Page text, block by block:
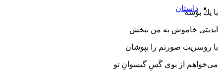
داستان
با یك بوسه
ابدیتی خاموش به من ببخش
با روسریت صورتم را بپوشان
می‌خواهم از بوی گَسِ گیسوانِ تو